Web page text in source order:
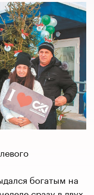
богатым на